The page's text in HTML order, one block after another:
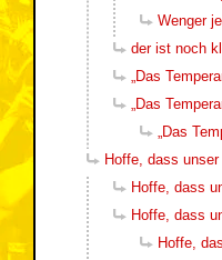
Wenger
der ist noch
„Das
„Das
„Das
Hoffe, dass
Hoffe, dass
Hoffe, dass
Hoffe,